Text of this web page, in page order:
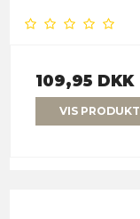
109,95 DKK
VIS PRODUKT